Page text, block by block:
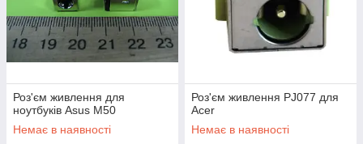
Роз'єм живлення для
ноутбуків Asus M50
Немає в наявності
Роз'єм живлення PJ077 для
Acer
Немає в наявності